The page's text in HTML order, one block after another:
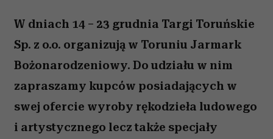
W dniach 14 – 23 grudnia Targi Toruńskie
Sp. z o.o. organizują w Toruniu Jarmark
Bożonarodzeniowy. Do udziału w nim
zapraszamy kupców posiadających w
swej ofercie wyroby rękodzieła ludowego
i artystycznego lecz także specjały